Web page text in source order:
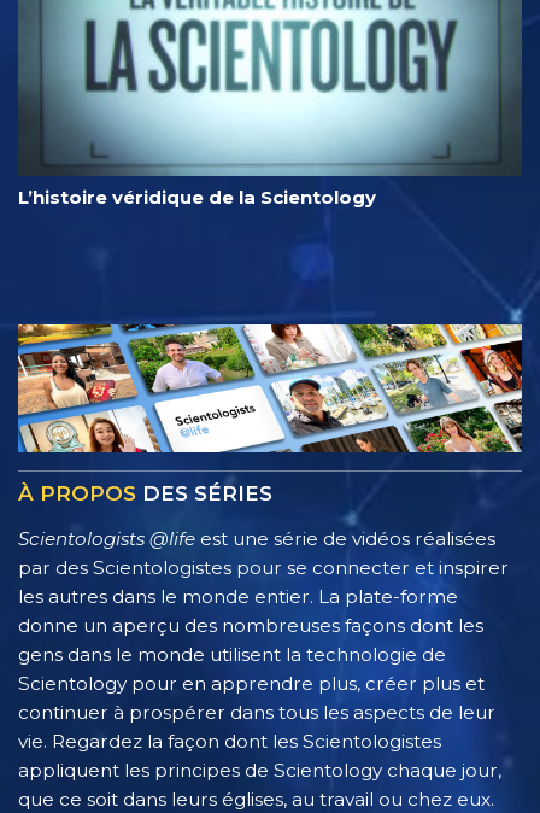
L’histoire véridique de la Scientology
À PROPOS DES SÉRIES
Scientologists @life est une série de vidéos réalisées
par des Scientologistes pour se connecter et inspirer
les autres dans le monde entier. La plate-forme
donne un aperçu des nombreuses façons dont les
gens dans le monde utilisent la technologie de
Scientology pour en apprendre plus, créer plus et
continuer à prospérer dans tous les aspects de leur
vie. Regardez la façon dont les Scientologistes
appliquent les principes de Scientology chaque jour,
que ce soit dans leurs églises, au travail ou chez eux.